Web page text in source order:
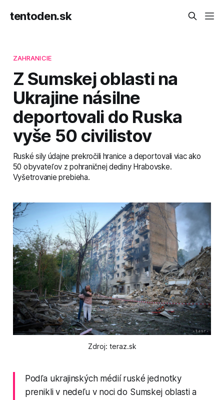
tentoden.sk
ZAHRANICIE
Z Sumskej oblasti na
Ukrajine násilne
deportovali do Ruska
vyše 50 civilistov
Ruské sily údajne prekročili hranice a deportovali viac ako
50 obyvateľov z pohraničnej dediny Hrabovske.
Vyšetrovanie prebieha.
Zdroj: teraz.sk
Podľa ukrajinských médií ruské jednotky
prenikli v nedeľu v noci do Sumskej oblasti a